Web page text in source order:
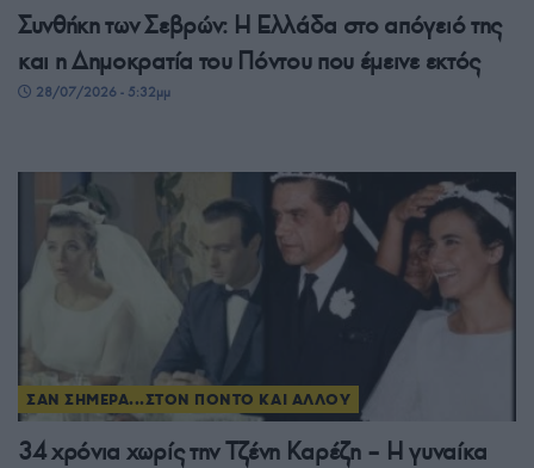
Συνθήκη των Σεβρών: Η Ελλάδα στο απόγειό της
και η Δημοκρατία του Πόντου που έμεινε εκτός
28/07/2026 - 5:32μμ
ΣΑΝ ΣΗΜΕΡΑ...ΣΤΟΝ ΠΟΝΤΟ ΚΑΙ ΑΛΛΟΥ
34 χρόνια χωρίς την Τζένη Καρέζη – Η γυναίκα